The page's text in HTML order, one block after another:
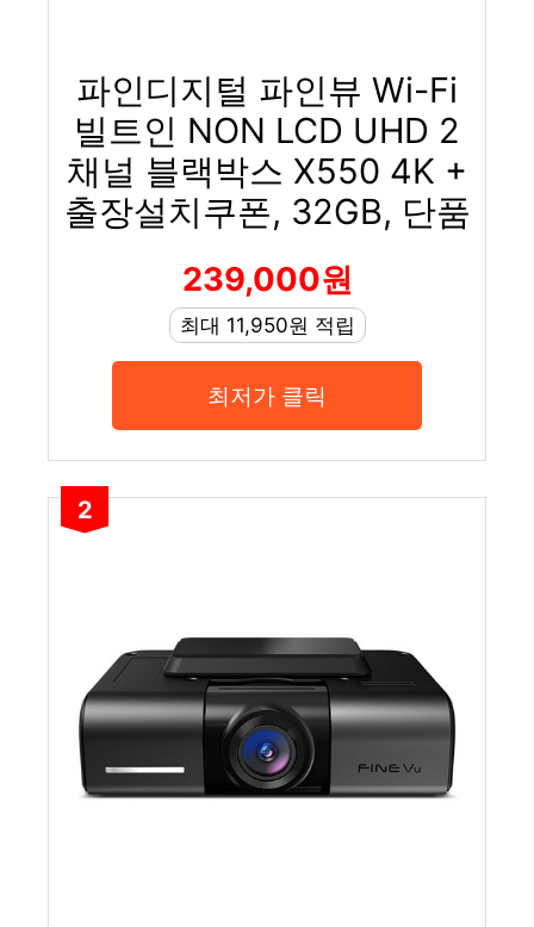
파인디지털 파인뷰 Wi-Fi
빌트인 NON LCD UHD 2
채널 블랙박스 X550 4K +
출장설치쿠폰, 32GB, 단품
239,000원
최대 11,950원 적립
최저가 클릭
2